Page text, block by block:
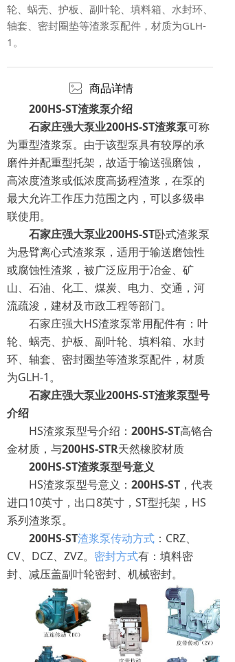
轮、蜗壳、护板、副叶轮、填料箱、水封环、
轴套、密封圈垫等渣浆泵配件，材质为GLH-
1。
商品详情
200HS-ST渣浆泵介绍
石家庄强大泵业200HS-ST渣浆泵可称
为重型渣浆泵。由于该型泵具有较厚的承
磨件并配重型托架，故适于输送强磨蚀，
高浓度渣浆或低浓度高扬程渣浆，在泵的
最大允许工作压力范围之内，可以多级串
联使用。
石家庄强大泵业200HS-ST卧式渣浆泵
为悬臂离心式渣浆泵，适用于输送磨蚀性
或腐蚀性渣浆，被广泛应用于冶金、矿
山、石油、化工、煤炭、电力、交通，河
流疏浚，建材及市政工程等部门。
石家庄强大HS渣浆泵常用配件有：叶
轮、蜗壳、护板、副叶轮、填料箱、水封
环、轴套、密封圈垫等渣浆泵配件，材质
为GLH-1。
石家庄强大泵业200HS-ST渣浆泵型号
介绍
HS渣浆泵型号介绍： 200HS-ST高铬合
金材质，与200HS-STR天然橡胶材质
200HS-ST渣浆泵型号意义
HS渣浆泵型号意义： 200HS-ST ，代表
进口10英寸，出口8英寸，ST型托架，HS
系列渣浆泵。
200HS-ST渣浆泵传动方式 ：CRZ、
CV、DCZ、ZVZ。 密封方式有：填料密
封、减压盖副叶轮密封、机械密封。
ꂈ